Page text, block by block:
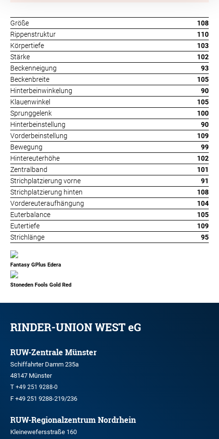
Größe
108
Rippenstruktur
110
Körpertiefe
103
Stärke
102
Beckenneigung
93
Beckenbreite
105
Hinterbeinwinkelung
90
Klauenwinkel
105
Sprunggelenk
100
Hinterbeinstellung
90
Vorderbeinstellung
109
Bewegung
99
Hintereuterhöhe
102
Zentralband
101
Strichplatzierung vorne
91
Strichplatzierung hinten
108
Vordereuteraufhängung
104
Euterbalance
105
Eutertiefe
109
Strichlänge
95
Fantasy GPlus Edera
Stoneden Fools Gold Red
RINDER-UNION WEST eG
RUW-Zentrale Münster
Schiffahrter Damm 235a
48147 Münster
T +49 251 9288-0
F +49 251 9288-219/236
RUW-Regionalzentrum Nordrhein
Kleinewefersstraße 160